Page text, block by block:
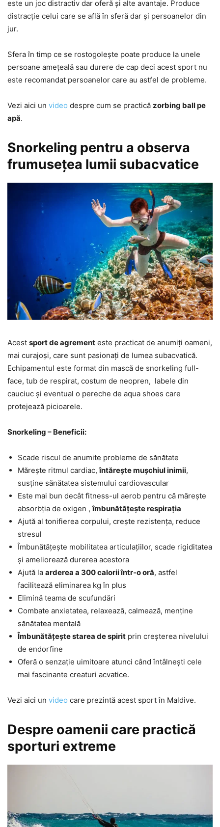
este un joc distractiv dar oferă și alte avantaje. Produce
distracție celui care se află în sferă dar și persoanelor din
jur.
Sfera în timp ce se rostogolește poate produce la unele
persoane amețeală sau durere de cap deci acest sport nu
este recomandat persoanelor care au astfel de probleme.
Vezi aici un video despre cum se practică zorbing ball pe
apă.
Snorkeling pentru a observa
frumusețea lumii subacvatice
Acest sport de agrement este practicat de anumiți oameni,
mai curajoși, care sunt pasionați de lumea subacvatică.
Echipamentul este format din mască de snorkeling full-
face, tub de respirat, costum de neopren, labele din
cauciuc și eventual o pereche de aqua shoes care
protejează picioarele.
Snorkeling – Beneficii:
Scade riscul de anumite probleme de sănătate
Mărește ritmul cardiac,întărește mușchiul inimii,
susține sănătatea sistemului cardiovascular
Este mai bun decât fitness-ul aerob pentru că mărește
absorbția de oxigen ,îmbunătățește respirația
Ajută al tonifierea corpului, crește rezistența, reduce
stresul
Îmbunătățește mobilitatea articulațiilor, scade rigiditatea
și ameliorează durerea acestora
Ajută la arderea a 300 calorii într-o oră, astfel
facilitează eliminarea kg în plus
Elimină teama de scufundări
Combate anxietatea, relaxează, calmează, menține
sănătatea mentală
Îmbunătățește starea de spirit prin creșterea nivelului
de endorfine
Oferă o senzație uimitoare atunci când întâlnești cele
mai fascinante creaturi acvatice.
Vezi aici un video care prezintă acest sport în Maldive.
Despre oamenii care practică
sporturi extreme